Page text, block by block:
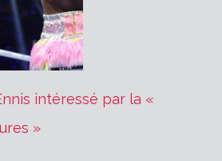
intéressé par la «
»